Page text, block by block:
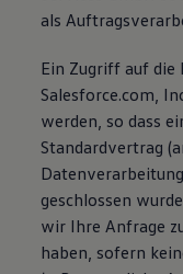
als
Ein Zugriff auf
Salesforce.com,
werden, so dass
Standardvertrag
geschlossen
wir Ihre Anfrage
haben, sofern